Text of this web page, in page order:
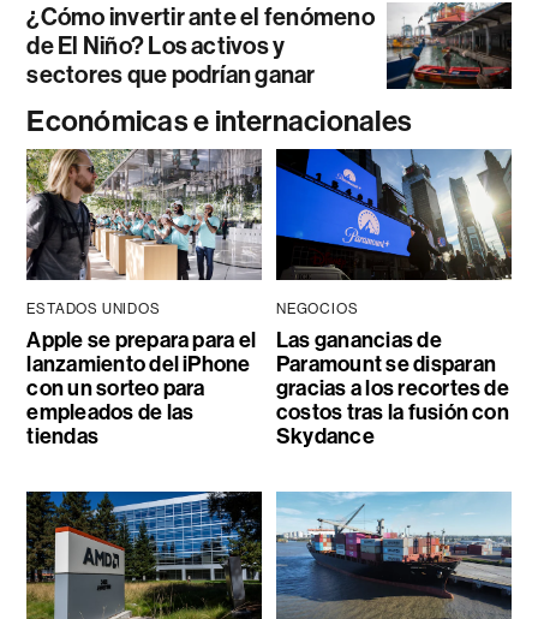
¿Cómo invertir ante el fenómeno
de El Niño? Los activos y
sectores que podrían ganar
Económicas e internacionales
ESTADOS UNIDOS
Apple se prepara para el
lanzamiento del iPhone
con un sorteo para
empleados de las
tiendas
NEGOCIOS
Las ganancias de
Paramount se disparan
gracias a los recortes de
costos tras la fusión con
Skydance